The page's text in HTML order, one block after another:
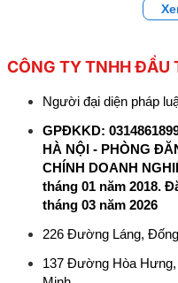
CÔNG TY TNHH ĐẦU
Người đại diện pháp
GPĐKKD:
HÀ NỘI - PHÒNG
CHÍNH DOANH
tháng 01 năm 2018.
tháng 03 năm 2026
226 Đường Láng,
137 Đường Hòa